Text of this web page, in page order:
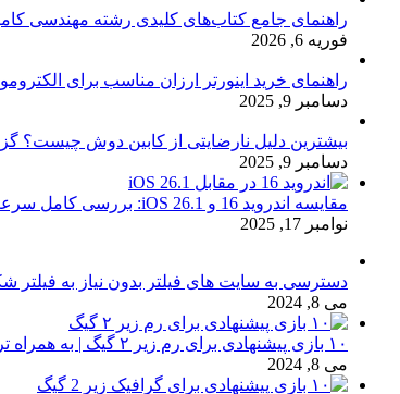
راهنمای جامع کتاب‌های کلیدی رشته مهندسی
فوریه 6, 2026
راهنمای خرید اینورتر ارزان مناسب برای
دسامبر 9, 2025
بیشترین دلیل نارضایتی از کابین دوش چیست؟
دسامبر 9, 2025
مقایسه اندروید 16 و iOS 26.1: بررسی کامل سرعت، امنیت و تجربه کاربری
نوامبر 17, 2025
دسترسی به سایت های فیلتر بدون نیاز به فیلتر
می 8, 2024
۱۰ بازی پیشنهادی برای رم زیر ۲ گیگ | به همراه تریلر بازی ها
می 8, 2024